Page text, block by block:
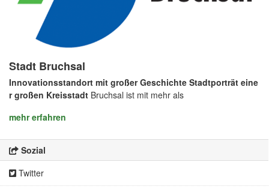
Stadt Bruchsal
Innovationsstandort mit großer Geschichte Stadtporträt eine
r großen Kreisstadt Bruchsal ist mit mehr als
mehr erfahren
Sozial
Twitter